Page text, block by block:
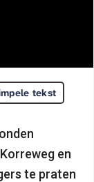
tekst
en
te praten